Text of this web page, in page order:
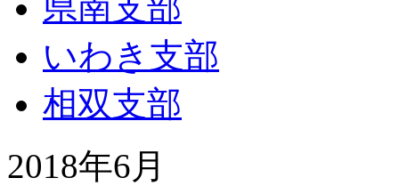
いわき支部
相双支部
2018年6月